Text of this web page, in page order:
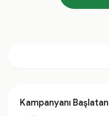
Kampanyanı Başlatan